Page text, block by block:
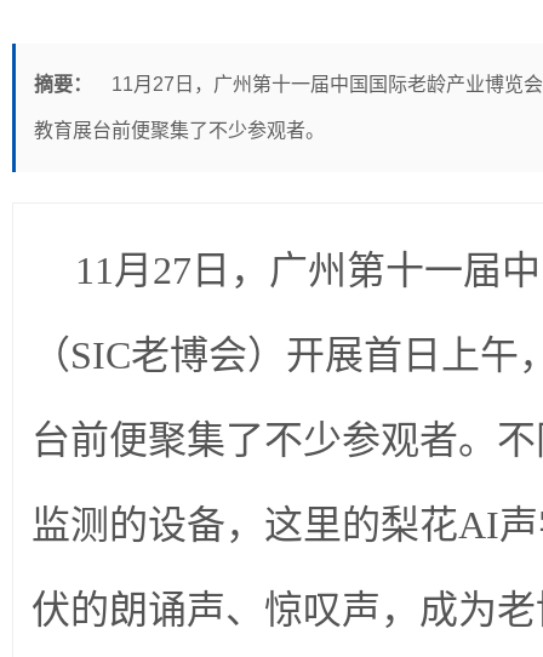
摘要： 11月27日，广州第十一届中国国际老龄产业博览
教育展台前便聚集了不少参观者。
11月27日，广州第十一届
（SIC老博会）开展首日上
台前便聚集了不少参观者。
监测的设备，这里的梨花AI
伏的朗诵声、惊叹声，成为